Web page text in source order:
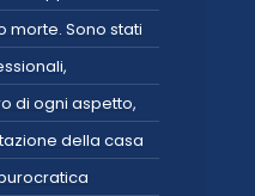
morte. Sono stati
di ogni aspetto,
della casa